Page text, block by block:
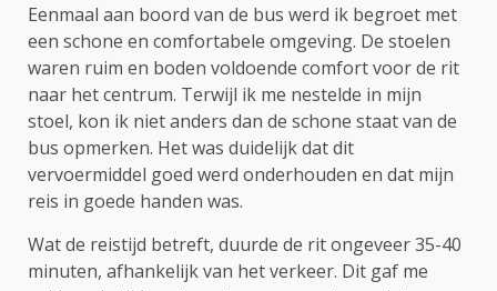
Eenmaal aan boord van de bus werd ik begroet met
een schone en comfortabele omgeving. De stoelen
waren ruim en boden voldoende comfort voor de rit
naar het centrum. Terwijl ik me nestelde in mijn
stoel, kon ik niet anders dan de schone staat van de
bus opmerken. Het was duidelijk dat dit
vervoermiddel goed werd onderhouden en dat mijn
reis in goede handen was.
Wat de reistijd betreft, duurde de rit ongeveer 35-40
minuten, afhankelijk van het verkeer. Dit gaf me